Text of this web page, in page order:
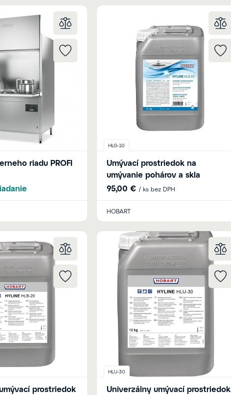
riadu PROFI
HLG-10
Umývací prostriedok na
umývanie pohárov a skla
95,00 € / ks bez DPH
HOBART
prostriedok
HLU-30
Univerzálny umývací prostriedok